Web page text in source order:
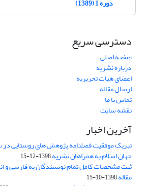
دوره 1 (1389)
دسترسی سریع
صفحه اصلی
درباره نشریه
اعضای هیات تحریریه
ارسال مقاله
تماس با ما
نقشه سایت
آخرین اخبار
تبریک موفقیت فصلنامه پژوهش های روستایی در
جهان اسلام به همراهان نشریه1398-12-15
ثبت مشخصات کامل تمام نویسندگان به فارسی و
مقاله1398-10-15